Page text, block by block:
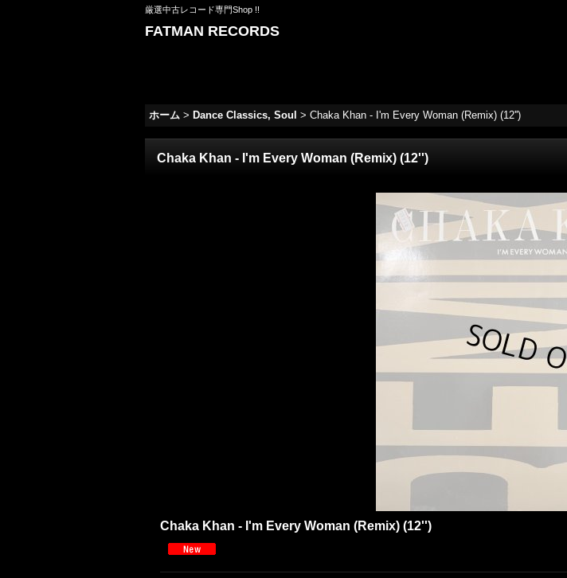
厳選中古レコード専門Shop !!
FATMAN RECORDS
ホーム > Dance Classics, Soul > Chaka Khan - I'm Every Woman (Remix) (12'')
Chaka Khan - I'm Every Woman (Remix) (12'')
Chaka Khan - I'm Every Woman (Remix) (12'')